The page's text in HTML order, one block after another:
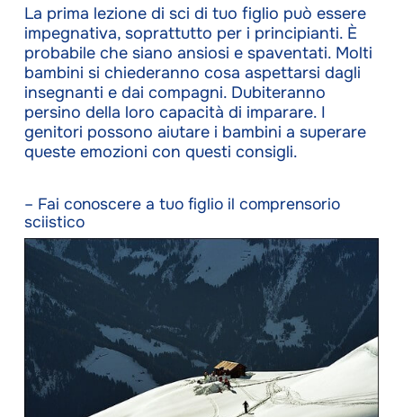
La prima lezione di sci di tuo figlio può essere
impegnativa, soprattutto per i principianti. È
probabile che siano ansiosi e spaventati. Molti
bambini si chiederanno cosa aspettarsi dagli
insegnanti e dai compagni. Dubiteranno
persino della loro capacità di imparare. I
genitori possono aiutare i bambini a superare
queste emozioni con questi consigli.
– Fai conoscere a tuo figlio il comprensorio
sciistico